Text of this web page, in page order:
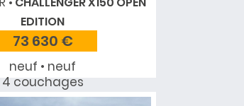
EDITION
73 630 €
neuf • neuf
4 couchages